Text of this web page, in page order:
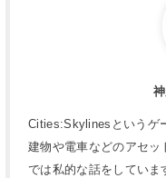
Cities:Skylinesというゲ
建物や電車などのアセ
では私的な話をしていま